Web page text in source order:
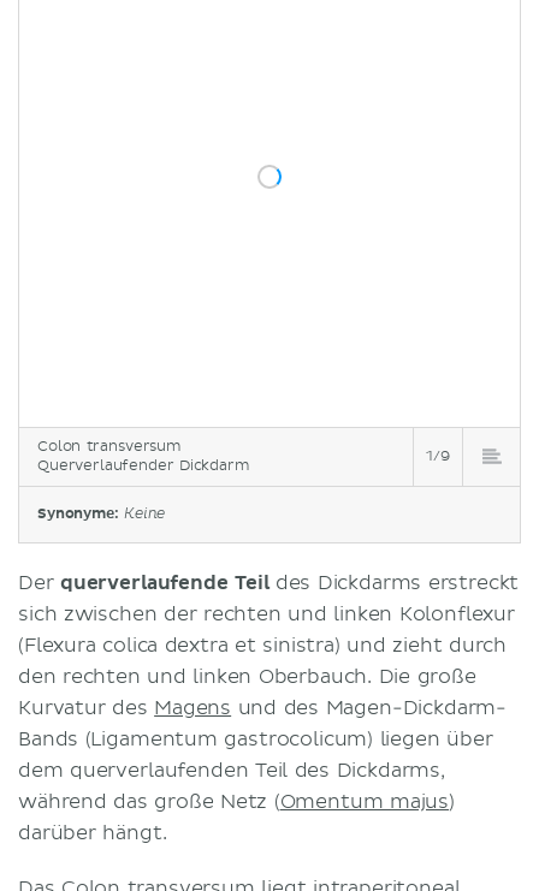
Colon transversum
Querverlaufender Dickdarm
1/9
Synonyme: Keine
Der querverlaufende Teil des Dickdarms erstreckt
sich zwischen der rechten und linken Kolonflexur
(Flexura colica dextra et sinistra) und zieht durch
den rechten und linken Oberbauch. Die große
Kurvatur des Magens und des Magen-Dickdarm-
Bands (Ligamentum gastrocolicum) liegen über
dem querverlaufenden Teil des Dickdarms,
während das große Netz (Omentum majus)
darüber hängt.